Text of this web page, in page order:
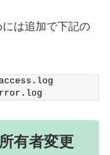
は追加で下記の
有者変更